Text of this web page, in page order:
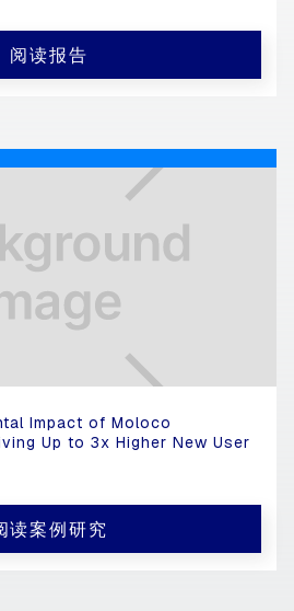
阅读报告
Impact of Moloco
Up to 3x Higher New User
读案例研究